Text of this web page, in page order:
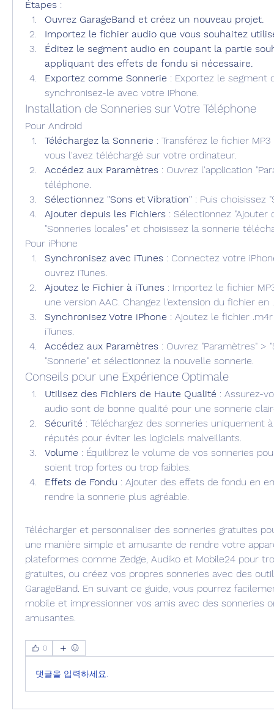
Étapes :
Ouvrez GarageBand et créez un nouveau projet.
Importez le fichier audio que vous souhaitez
Éditez le segment audio en coupant la partie
appliquant des effets de fondu si nécessaire.
Exportez comme Sonnerie : Exportez le segment
synchronisez-le avec votre iPhone.
Installation de Sonneries sur Votre Téléphone
Pour Android
Téléchargez la Sonnerie : Transférez le fichier
vous l'avez téléchargé sur votre ordinateur.
Accédez aux Paramètres : Ouvrez l'application
téléphone.
Sélectionnez "Sons et Vibration" : Puis choisissez
Ajouter depuis les Fichiers : Sélectionnez "Ajouter
"Sonneries locales" et choisissez la sonnerie
Pour iPhone
Synchronisez avec iTunes : Connectez votre
ouvrez iTunes.
Ajoutez le Fichier à iTunes : Importez le fichier
une version AAC. Changez l'extension du fichier en
Synchronisez Votre iPhone : Ajoutez le fichier
iTunes.
Accédez aux Paramètres : Ouvrez "Paramètres" >
"Sonnerie" et sélectionnez la nouvelle sonnerie.
Conseils pour une Expérience Optimale
Utilisez des Fichiers de Haute Qualité : Assurez-
audio sont de bonne qualité pour une sonnerie
Sécurité : Téléchargez des sonneries uniquement
réputés pour éviter les logiciels malveillants.
Volume : Équilibrez le volume de vos sonneries
soient trop fortes ou trop faibles.
Effets de Fondu : Ajouter des effets de fondu en
rendre la sonnerie plus agréable.
Télécharger et personnaliser des sonneries gratuites
une manière simple et amusante de rendre votre
plateformes comme Zedge, Audiko et Mobile24 pour
gratuites, ou créez vos propres sonneries avec des
GarageBand. En suivant ce guide, vous pourrez
mobile et impressionner vos amis avec des sonneries
amusantes.
0
댓글을 입력하세요.